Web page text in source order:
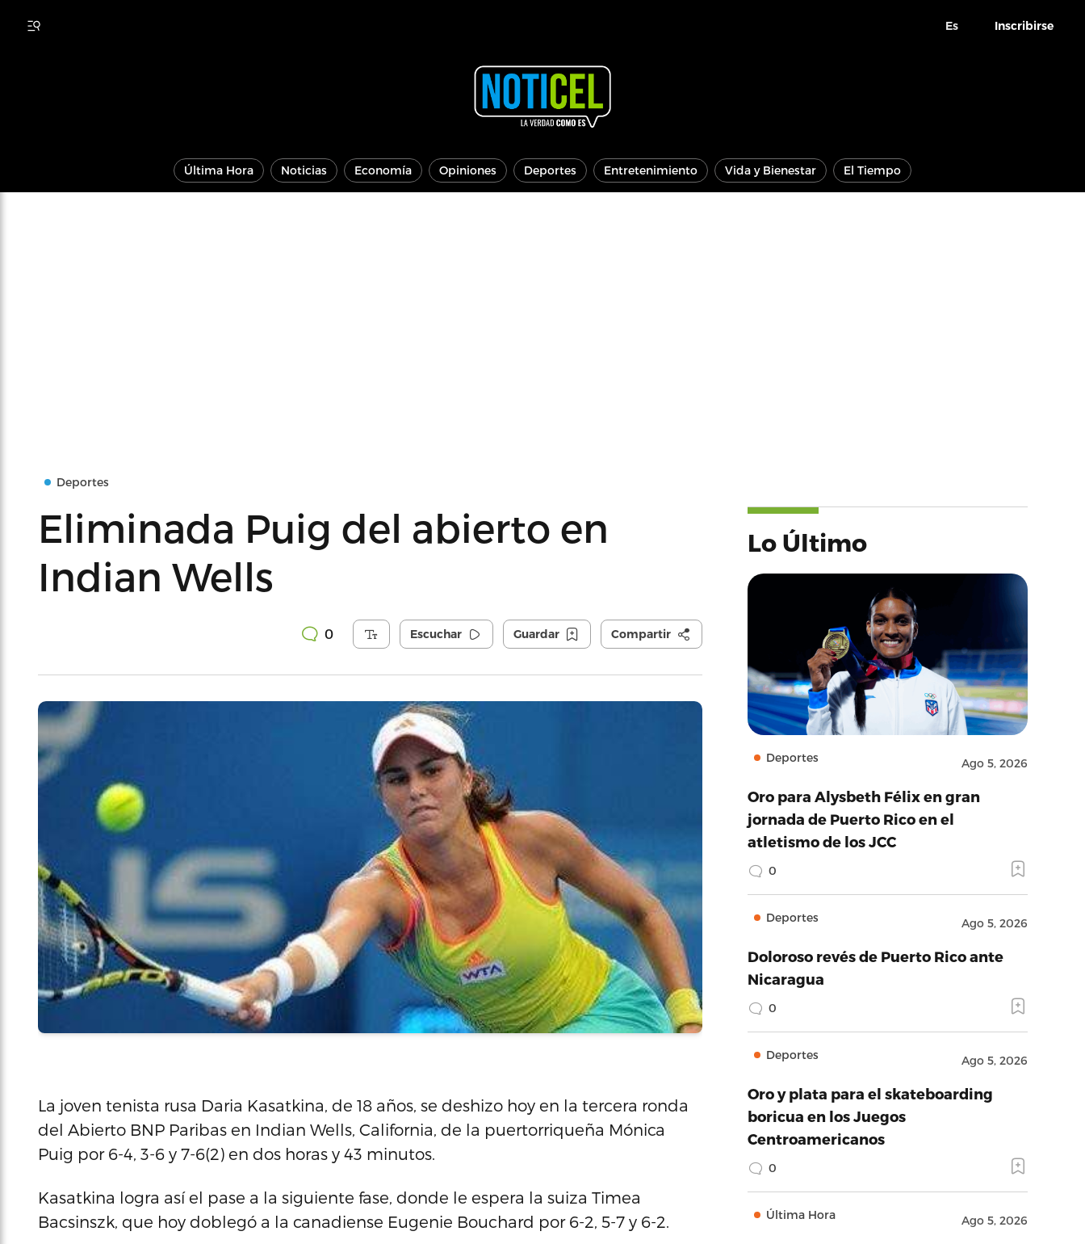
Es Inscribirse
Última Hora Noticias Economía Opiniones Deportes Entretenimiento Vida y Bienestar El Tiempo
Deportes
Eliminada Puig del abierto en
Indian Wells
0 Escuchar Guardar Compartir
La joven tenista rusa Daria Kasatkina, de 18 años, se deshizo hoy en la tercera ronda
del Abierto BNP Paribas en Indian Wells, California, de la puertorriqueña Mónica
Puig por 6-4, 3-6 y 7-6(2) en dos horas y 43 minutos.
Kasatkina logra así el pase a la siguiente fase, donde le espera la suiza Timea
Bacsinszk, que hoy doblegó a la canadiense Eugenie Bouchard por 6-2, 5-7 y 6-2.
Lo Último
Deportes Ago 5, 2026
Oro para Alysbeth Félix en gran
jornada de Puerto Rico en el
atletismo de los JCC
0
Deportes Ago 5, 2026
Doloroso revés de Puerto Rico ante
Nicaragua
0
Deportes Ago 5, 2026
Oro y plata para el skateboarding
boricua en los Juegos
Centroamericanos
0
Última Hora Ago 5, 2026